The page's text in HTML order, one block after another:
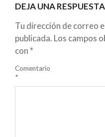
DEJA UNA RESPUESTA
Tu dirección de correo
publicada. Los campos
con *
Comentario
*